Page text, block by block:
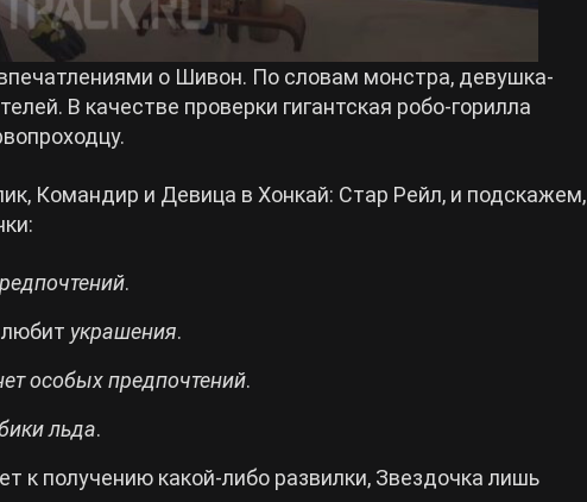
о Шивон. По словам монстра, девушка-
В качестве проверки гигантская робо-горилла
Командир и Девица в Хонкай: Стар Рейл, и подскажем,
.
украшения.
особых предпочтений.
льда.
к получению какой-либо развилки, Звездочка лишь